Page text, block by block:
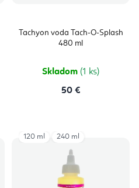
Tachyon voda Tach-O-Splash
480 ml
Skladom (1 ks)
50 €
120 ml 240 ml